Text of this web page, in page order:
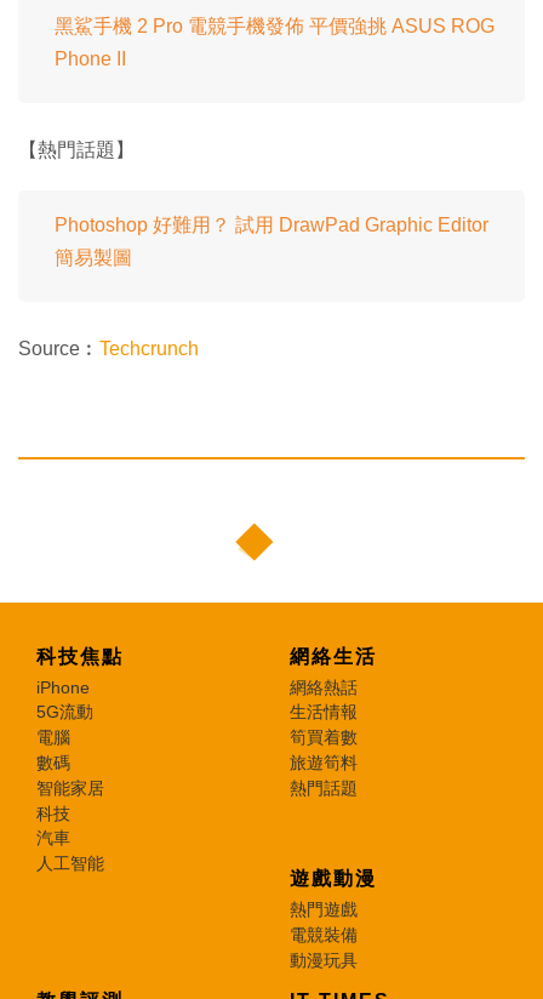
黑鯊手機 2 Pro 電競手機發佈 平價強挑 ASUS ROG
Phone II
【熱門話題】
Photoshop 好難用？ 試用 DrawPad Graphic Editor
簡易製圖
Source︰ Techcrunch
科技焦點
iPhone
5G流動
電腦
數碼
智能家居
科技
汽車
人工智能
網絡生活
網絡熱話
生活情報
筍買着數
旅遊筍料
熱門話題
遊戲動漫
熱門遊戲
電競裝備
動漫玩具